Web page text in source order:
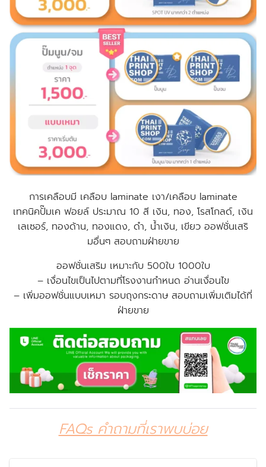
การเคลือบมี เคลือบ laminate เงา/เคลือบ laminate
เทคนิคปั๊มเค ฟอยล์ ประมาณ 10 สี เงิน, ทอง, โรสโกลด์, เงิน
เลเซอร์, ทองด้าน, ทองแดง, ดำ, น้ำเงิน, เขียว ออฟชั่นเสริ
มอื่นๆ สอบถามฝ่ายขาย
ออฟชั่นเสริม เหมาะกับ 500ใบ 1000ใบ
– เงื่อนไขเป็นไปตามที่โรงงานกำหนด อ่านเงื่อนไข
– เพิ่มออฟชั่นแบบเหมา รอบถุงกระดาษ สอบถามเพิ่มเติมได้ที่
ฝ่ายขาย
FAQs คำถามที่เราพบบ่อย